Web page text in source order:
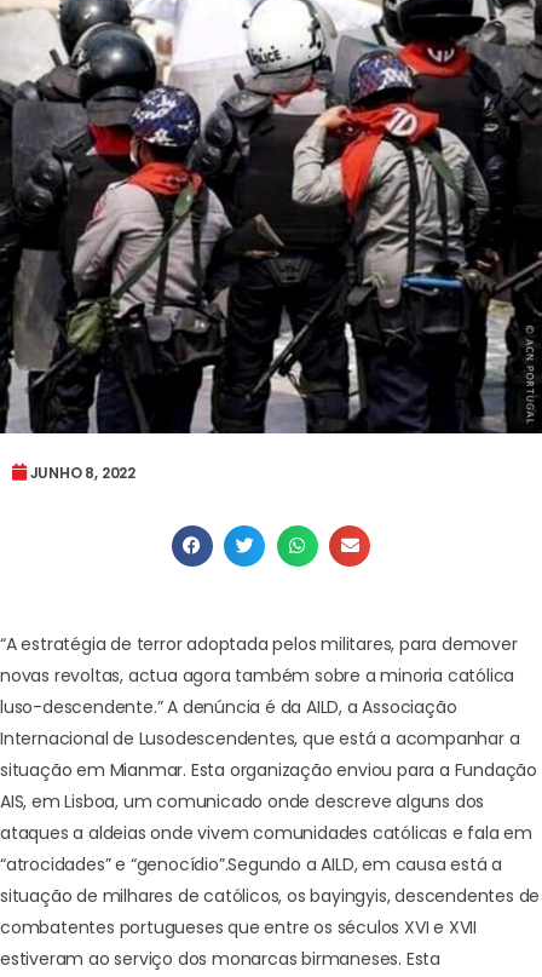
JUNHO 8, 2022
“A estratégia de terror adoptada pelos militares, para demover
novas revoltas, actua agora também sobre a minoria católica
luso-descendente.” A denúncia é da AILD, a Associação
Internacional de Lusodescendentes, que está a acompanhar a
situação em Mianmar. Esta organização enviou para a Fundação
AIS, em Lisboa, um comunicado onde descreve alguns dos
ataques a aldeias onde vivem comunidades católicas e fala em
“atrocidades” e “genocídio”.Segundo a AILD, em causa está a
situação de milhares de católicos, os bayingyis, descendentes de
combatentes portugueses que entre os séculos XVI e XVII
estiveram ao serviço dos monarcas birmaneses. Esta